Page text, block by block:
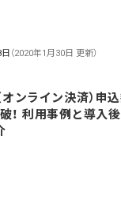
（2020年1月30日 更新）
オンライン決済）申
！ 利用事例と導入